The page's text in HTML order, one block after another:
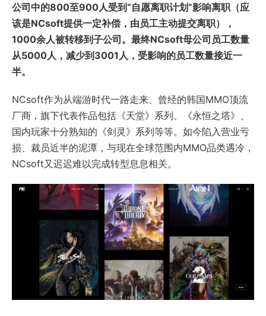
公司中的800至900人受到“自愿离职计划”影响离职（应
该是NCsoft提供一定补偿，由员工主动提交离职），
1000余人被转移到子公司。最终NCsoft母公司员工数量
从5000人，减少到3001人，受影响的员工数量接近一
半。
NCsoft作为从端游时代一路走来、曾经的韩国MMO顶流
厂商，旗下代表作品包括《天堂》系列、《永恒之塔》、
国内玩家十分熟知的《剑灵》系列等等。如今陷入营业亏
损、裁员近半的泥潭，与现在全球范围内MMO品类遇冷，
NCsoft又迟迟难以完成转型息息相关。